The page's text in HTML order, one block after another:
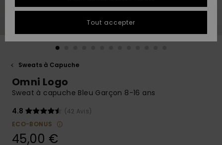
Démarrez
plus rapide
Démarrer
conversation
COLLECTION
CARTE
CADEAU
LISTE DE
SOUHAITS
Sweats à Capuche
Omni Logo
Sweat à capuche Bleu Garçon 8-16 ans
4.8
(42 Avis)
ECO-BONUS
45,00 €
Tout accepter